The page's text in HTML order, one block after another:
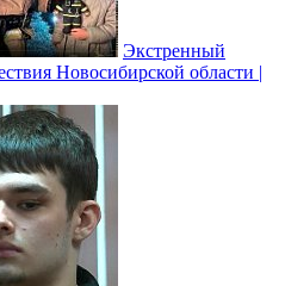
Экстренный
Новосибирской области |